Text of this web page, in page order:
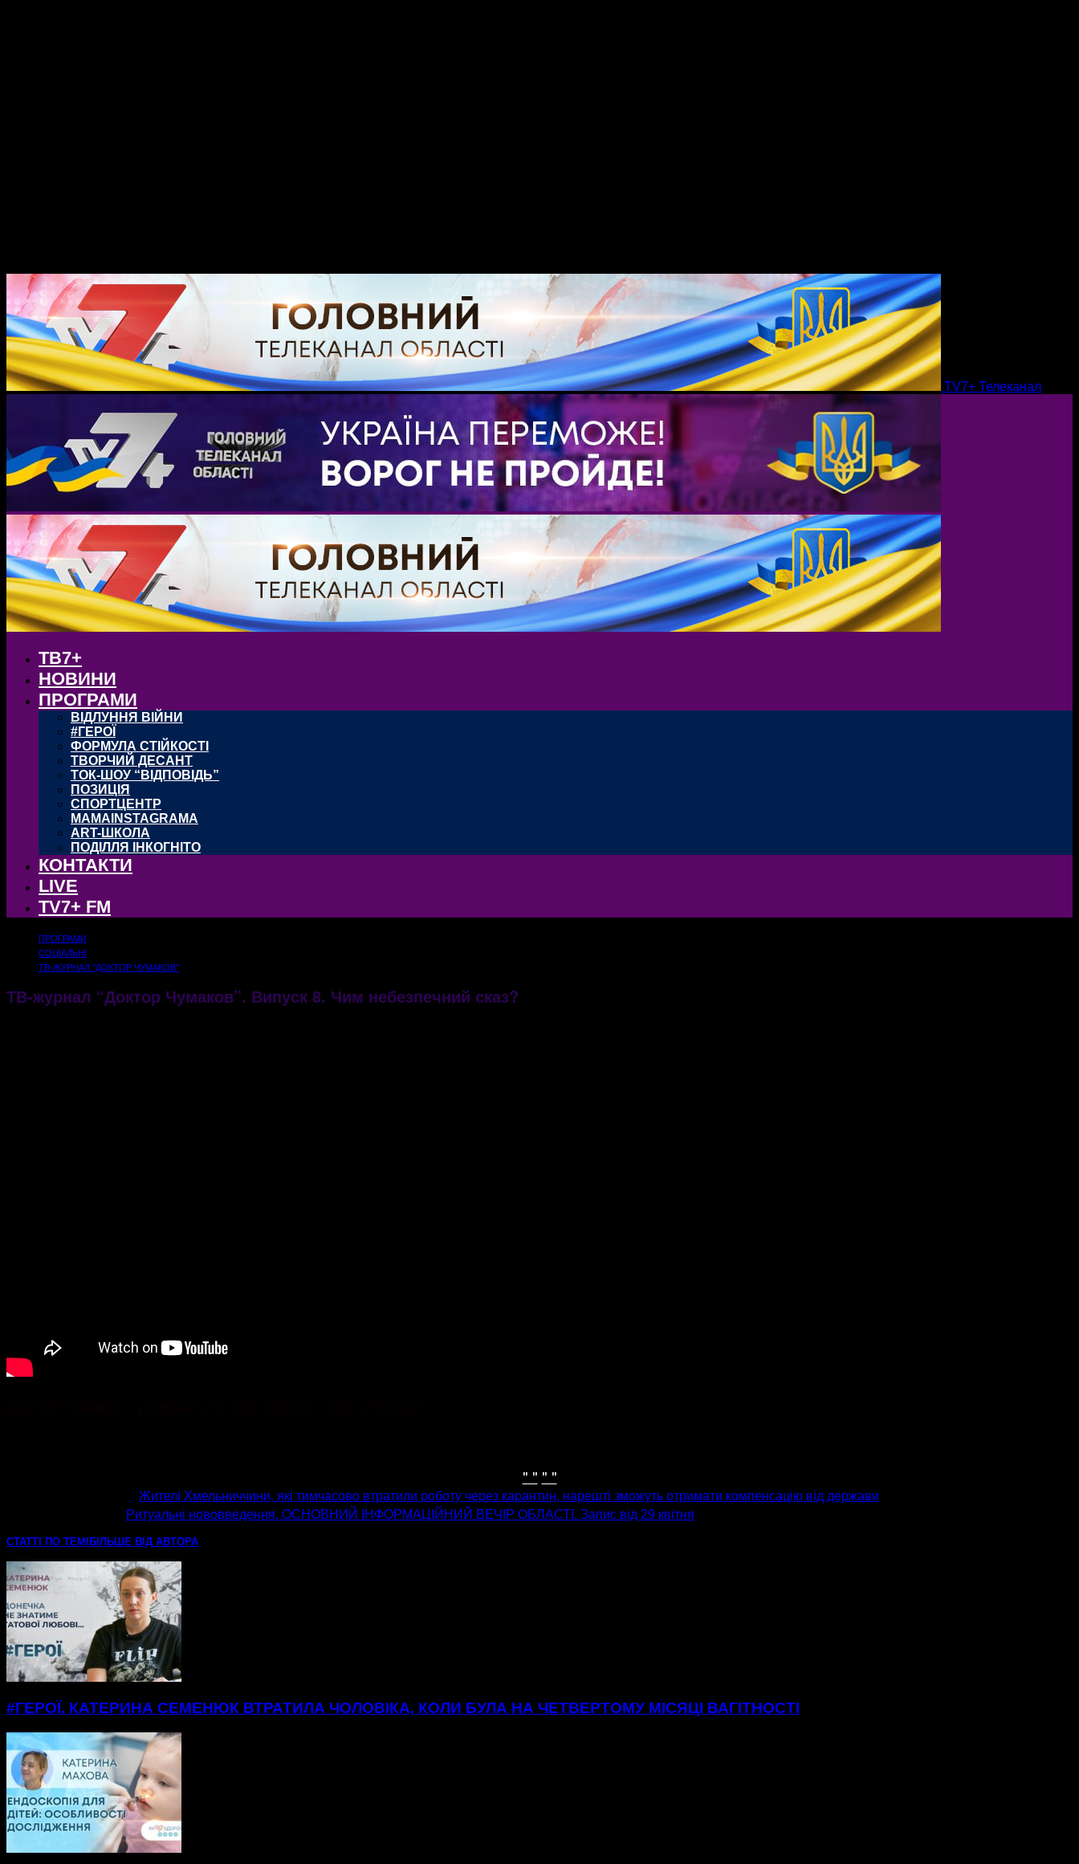
TV7+ Телеканал
ТВ7+
НОВИНИ
ПРОГРАМИ
ВІДЛУННЯ ВІЙНИ
#ГЕРОЇ
ФОРМУЛА СТІЙКОСТІ
ТВОРЧИЙ ДЕСАНТ
ТОК-ШОУ “ВІДПОВІДЬ”
ПОЗИЦІЯ
СПОРТЦЕНТР
MAMAINSTAGRAMA
ART-ШКОЛА
ПОДІЛЛЯ ІНКОГНІТО
КОНТАКТИ
LIVE
TV7+ FM
ПРОГРАМИ
СОЦІАЛЬНІ
ТВ-ЖУРНАЛ "ДОКТОР ЧУМАКОВ"
ТВ-журнал “Доктор Чумаков”. Випуск 8. Чим небезпечний сказ?
" " " "
Жителі Хмельниччини, які тимчасово втратили роботу через карантин, нарешті зможуть отримати компенсацію від держави
Ритуальні нововведення. ОСНОВНИЙ ІНФОРМАЦІЙНИЙ ВЕЧІР ОБЛАСТІ. Запис від 29 квітня
СТАТТІ ПО ТЕМІ БІЛЬШЕ ВІД АВТОРА
#ГЕРОЇ. КАТЕРИНА СЕМЕНЮК ВТРАТИЛА ЧОЛОВІКА, КОЛИ БУЛА НА ЧЕТВЕРТОМУ МІСЯЦІ ВАГІТНОСТІ